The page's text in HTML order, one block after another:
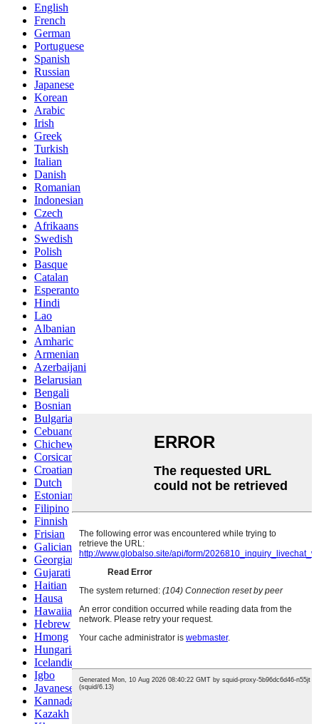
English
French
German
Portuguese
Spanish
Russian
Japanese
Korean
Arabic
Irish
Greek
Turkish
Italian
Danish
Romanian
Indonesian
Czech
Afrikaans
Swedish
Polish
Basque
Catalan
Esperanto
Hindi
Lao
Albanian
Amharic
Armenian
Azerbaijani
Belarusian
Bengali
Bosnian
Bulgarian
Cebuano
Chichewa
Corsican
Croatian
Dutch
Estonian
Filipino
Finnish
Frisian
Galician
Georgian
Gujarati
Haitian
Hausa
Hawaiian
Hebrew
Hmong
Hungarian
Icelandic
Igbo
Javanese
Kannada
Kazakh